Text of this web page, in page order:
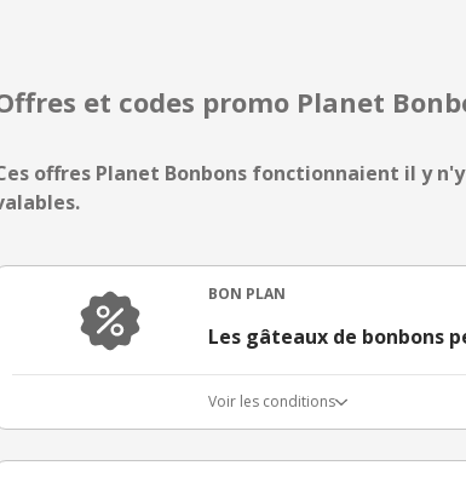
et codes promo Planet
offres Planet Bonbons fonctionnaient il y
BON PLAN
Les gâteaux de bonbons
Voir les conditions